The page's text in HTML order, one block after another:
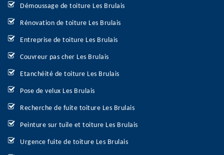
Démoussage de toiture Les Brulais
Rénovation de toiture Les Brulais
Entreprise de toiture Les Brulais
Couvreur pas cher Les Brulais
Etanchéité de toiture Les Brulais
Pose de velux Les Brulais
Recherche de fuite toiture Les Brulais
Peinture sur tuile et toiture Les Brulais
Urgence fuite de toiture Les Brulais